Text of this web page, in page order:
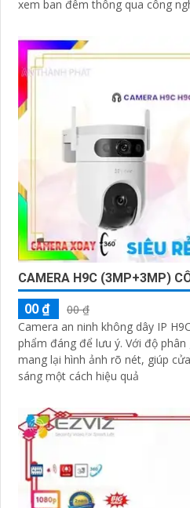
xem ban đêm thông qua công
CAMERA H9C (3MP+3MP)
00 ₫
00 ₫
Camera an ninh không dây IP
phẩm đáng để lưu ý. Với độ phân giải 3.0 megapixel, nó
mang lại hình ảnh rõ nét, giúp
sáng một cách hiệu quả